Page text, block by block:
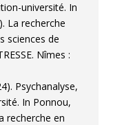
université. In
La recherche
sciences de
Nîmes :
Psychanalyse,
In Ponnou,
recherche en